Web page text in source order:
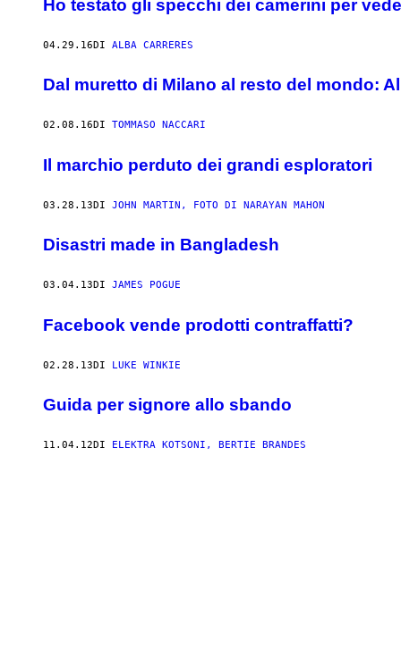
Ho testato gli specchi dei camerini per
04.29.16DI ALBA CARRERES
Dal muretto di Milano al resto del mondo:
02.08.16DI TOMMASO NACCARI
Il marchio perduto dei grandi esploratori
03.28.13DI JOHN MARTIN, FOTO DI NARAYAN MAHON
Disastri made in Bangladesh
03.04.13DI JAMES POGUE
Facebook vende prodotti contraffatti?
02.28.13DI LUKE WINKIE
Guida per signore allo sbando
11.04.12DI ELEKTRA KOTSONI, BERTIE BRANDES